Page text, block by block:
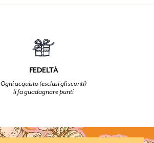
FEDELTÀ
Ogni acquisto (esclusi gli sconti)
li fa guadagnare punti